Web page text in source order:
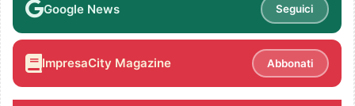
Google News Seguici
ImpresaCity Magazine Abbonati